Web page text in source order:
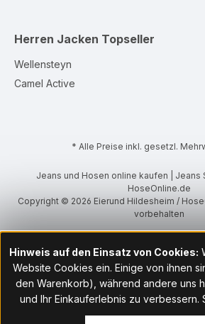
Herren Jacken Topseller
Wellensteyn
Camel Active
* Alle Preise inkl. gesetzl.
Jeans und Hosen online kaufen | Jeans
HoseOnline.de
Copyright © 2026 Eierund Hildesheim /
vorbehalten
Hinweis auf den Einsatz von Cookies:
Website Cookies ein. Einige von ihnen
den Warenkorb), während andere uns
und Ihr Einkauferlebnis zu verbessern.
notwendigen Cookies mit Klick auf